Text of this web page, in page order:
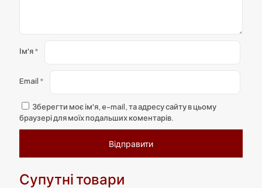
Ім'я*
Email *
Зберегти моє ім'я, e-mail, та адресу сайту в цьому
браузері для моїх подальших коментарів.
Супутні товари